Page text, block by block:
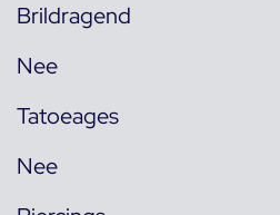
Brildragend
Nee
Tatoeages
Nee